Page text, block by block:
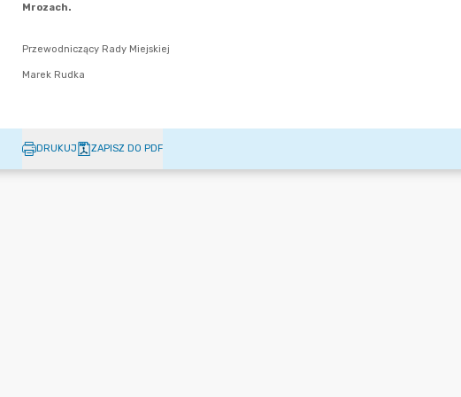
DRUKUJ ZAPISZ DO PDF